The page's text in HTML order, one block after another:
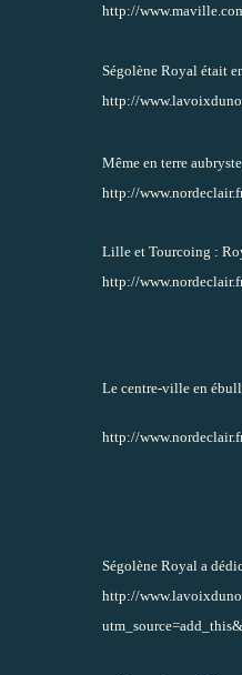
http://
Ségolène Royal était
http://
Même en terre
http://
Lille et Tourcoing :
http://
Le centre-ville en
http://
Ségolène Royal a
http://